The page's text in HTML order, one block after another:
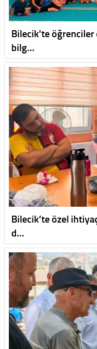
Bilecik'te öğrenciler
bilg…
Bilecik’te özel
d…